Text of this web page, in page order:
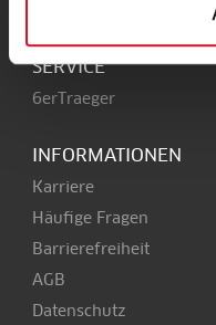
SERVICE
6erTraeger
INFORMATIONEN
Karriere
Häufige Fragen
Barrierefreiheit
AGB
Datenschutz